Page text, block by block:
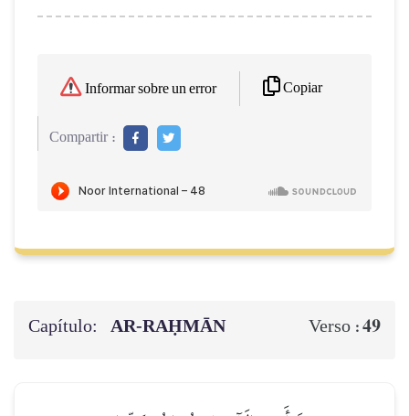
Informar sobre un error Copiar
Compartir :
Capítulo: AR-RAḤMĀN Verso :49